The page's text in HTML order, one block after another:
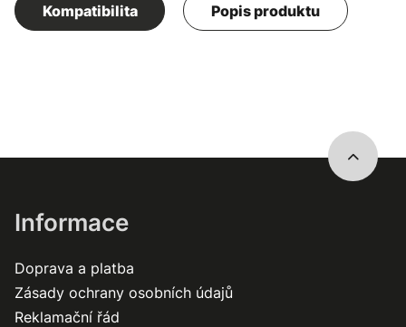
Kompatibilita Popis produktu
Informace
Doprava a platba
Zásady ochrany osobních údajů
Reklamační řád